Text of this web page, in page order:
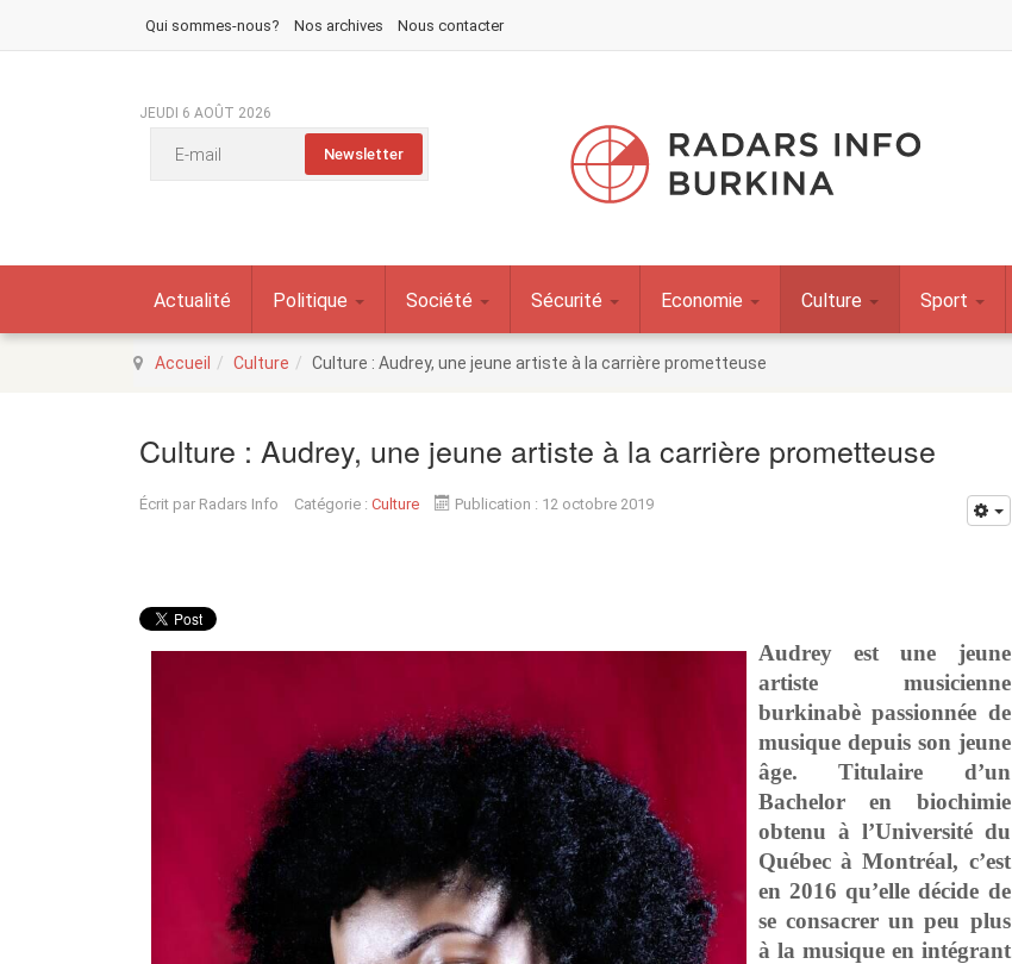
Qui sommes-nous? Nos archives Nous contacter
JEUDI 6 AOÛT 2026
Actualité Politique Société Sécurité Economie Culture Sport
Accueil Culture Culture : Audrey, une jeune artiste à la carrière prometteuse
Culture : Audrey, une jeune artiste à la carrière prometteuse
Écrit par Radars Info Catégorie : Culture Publication : 12 octobre 2019
Audrey est une jeune
artiste musicienne
burkinabè passionnée de
musique depuis son jeune
âge. Titulaire d’un
Bachelor en biochimie
obtenu à l’Université du
Québec à Montréal, c’est
en 2016 qu’elle décide de
se consacrer un peu plus
à la musique en intégrant